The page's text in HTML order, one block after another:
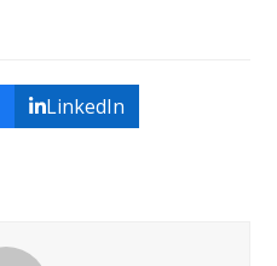
LinkedIn